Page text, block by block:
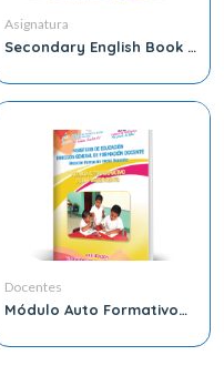
Asignatura
Secondary English Book 9
Docentes
Módulo Auto Formativo